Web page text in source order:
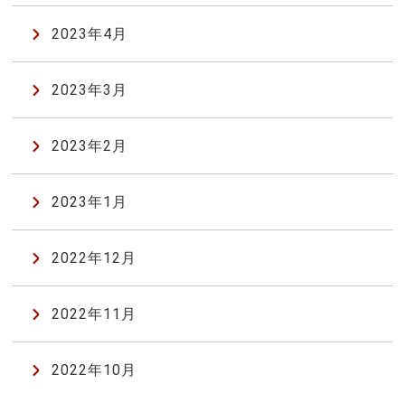
2023年4月
2023年3月
2023年2月
2023年1月
2022年12月
2022年11月
2022年10月